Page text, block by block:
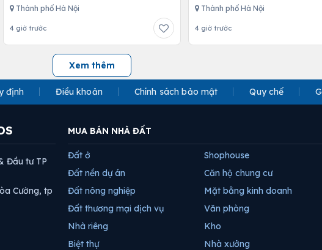
Thành phố Hà Nội
4 giờ trước
Thành phố Hà Nội
4 giờ trước
Xem thêm
định Điều khoản Chính sách bảo mật Quy chế
Đầu tư TP
Cường, tp
MUA BÁN NHÀ ĐẤT
Đất ở
Đất nền dự án
Đất nông nghiệp
Đất thương mại dịch vụ
Nhà riêng
Biệt thự
Shophouse
Căn hộ chung cư
Mặt bằng kinh doanh
Văn phòng
Kho
Nhà xưởng